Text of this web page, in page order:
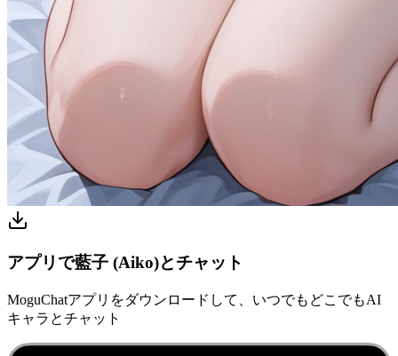
アプリで藍子 (Aiko)とチャット
MoguChatアプリをダウンロードして、いつでもどこでもAI
キャラとチャット